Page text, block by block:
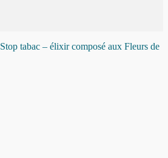
Stop tabac – élixir composé aux Fleurs de